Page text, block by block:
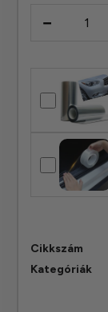
−
Cikkszám
Kategóriák